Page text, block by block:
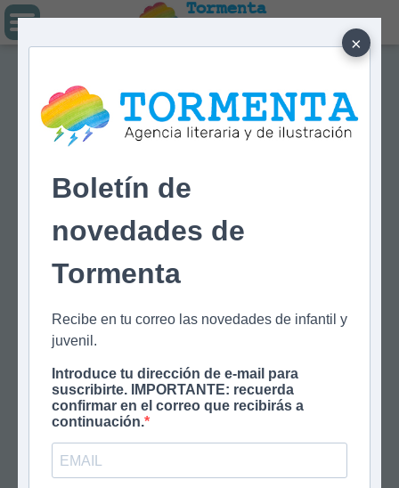
×
Boletín de
novedades de
Tormenta
Recibe en tu correo las novedades de infantil y
juvenil.
Introduce tu dirección de e-mail para
suscribirte. IMPORTANTE: recuerda
confirmar en el correo que recibirás a
continuación.
Tormenta